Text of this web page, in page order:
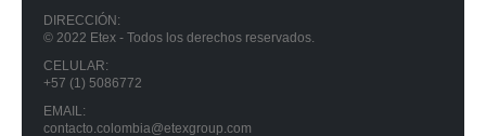
DIRECCIÓN:
© 2022 Etex - Todos los derechos reservados.
CELULAR:
+57 (1) 5086772
EMAIL:
contacto.colombia@etexgroup.com